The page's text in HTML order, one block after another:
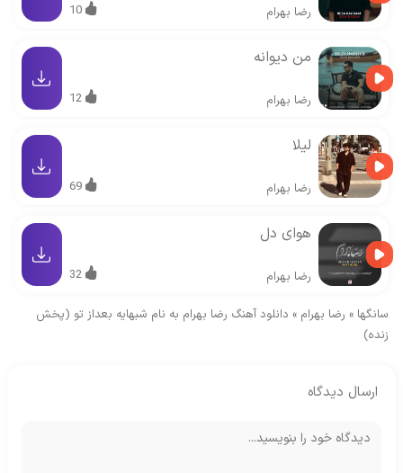
رضا بهرام 10
من دیوانه
رضا بهرام 12
لیلا
رضا بهرام 69
هوای دل
رضا بهرام 32
سانگها » رضا بهرام » دانلود آهنگ رضا بهرام به نام شبهایه بعداز تو (پخش
زنده)
ارسال دیدگاه